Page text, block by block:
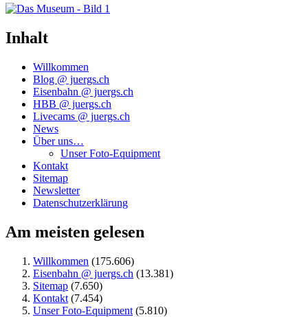
Inhalt
Willkommen
Blog @ juergs.ch
Eisenbahn @ juergs.ch
HBB @ juergs.ch
Livecams @ juergs.ch
News
Über uns…
Unser Foto-Equipment
Kontakt
Sitemap
Newsletter
Datenschutzerklärung
Am meisten gelesen
Willkommen (175.606)
Eisenbahn @ juergs.ch (13.381)
Sitemap (7.650)
Kontakt (7.454)
Unser Foto-Equipment (5.810)